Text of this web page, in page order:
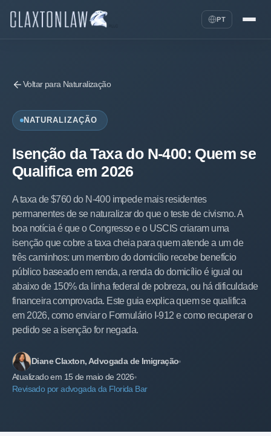
PT
Voltar para Naturalização
NATURALIZAÇÃO
Isenção da Taxa do N-400: Quem se
Qualifica em 2026
A taxa de $760 do N-400 impede mais residentes
permanentes de se naturalizar do que o teste de civismo. A
boa notícia é que o Congresso e o USCIS criaram uma
isenção que cobre a taxa cheia para quem atende a um de
três caminhos: um membro do domicílio recebe benefício
público baseado em renda, a renda do domicílio é igual ou
abaixo de 150% da linha federal de pobreza, ou há dificuldade
financeira comprovada. Este guia explica quem se qualifica
em 2026, como enviar o Formulário I-912 e como recuperar o
pedido se a isenção for negada.
Diane Claxton, Advogada de Imigração
Atualizado em 15 de maio de 2026
Revisado por advogada da Florida Bar